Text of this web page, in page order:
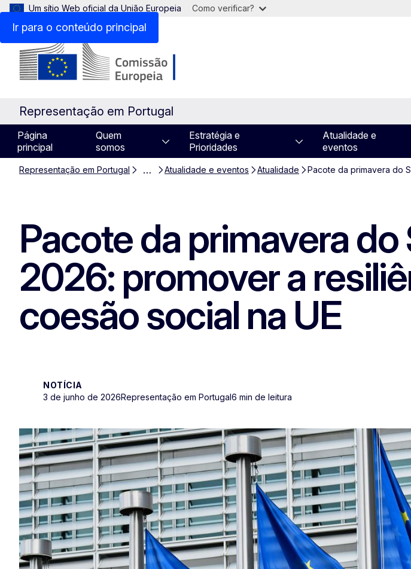
Ir para o conteúdo principal
Um sítio Web oficial da União Europeia Como verificar?
Representação em Portugal
Página
principal
Quem
somos
Estratégia e
Prioridades
Atualidade e
eventos
Representação em Portugal … Atualidade e eventos Atualidade Pacote da primavera do
Pacote da primavera
2026: promover a
coesão social na UE
NOTÍCIA
3 de junho de 2026Representação em Portugal6 min de leitura